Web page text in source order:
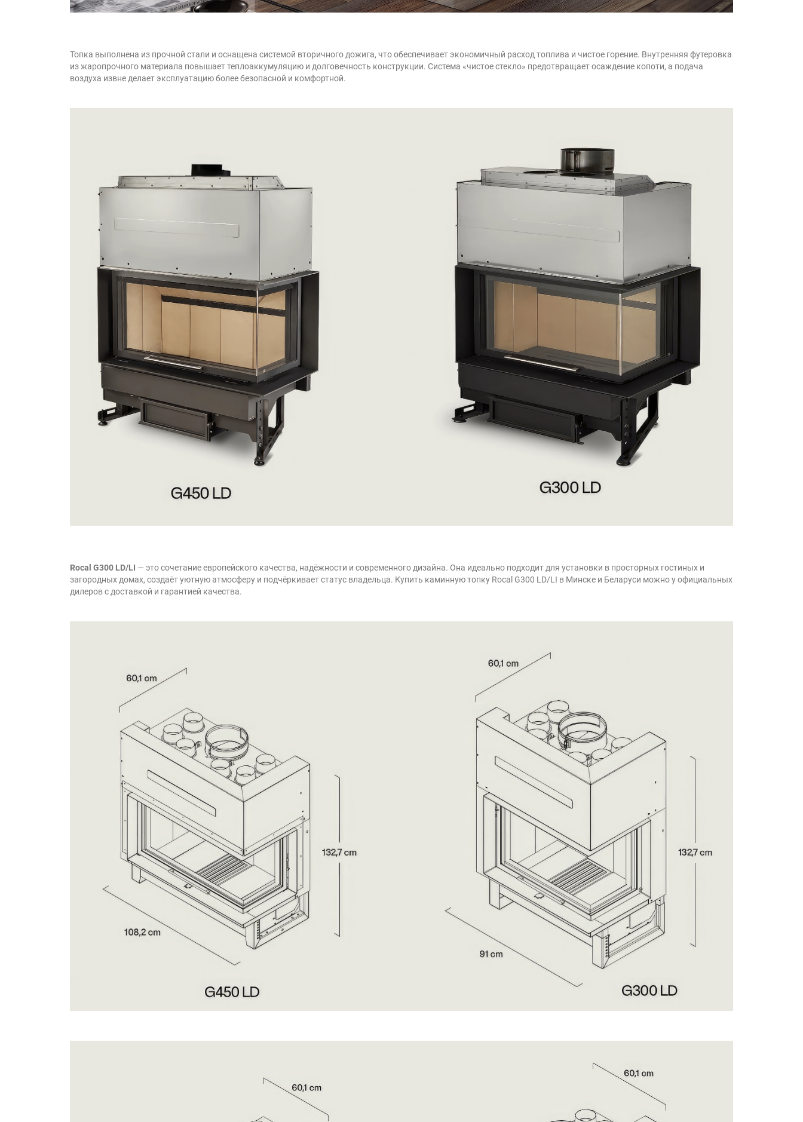
Топка выполнена из прочной стали и оснащена системой вторичного дожига, что обеспечивает экономичный расход топлива и чистое горение. Внутренняя футеровка
из жаропрочного материала повышает теплоаккумуляцию и долговечность конструкции. Система «чистое стекло» предотвращает осаждение копоти, а подача
воздуха извне делает эксплуатацию более безопасной и комфортной.
Rocal G300 LD/LI — это сочетание европейского качества, надёжности и современного дизайна. Она идеально подходит для установки в просторных гостиных и
загородных домах, создаёт уютную атмосферу и подчёркивает статус владельца. Купить каминную топку Rocal G300 LD/LI в Минске и Беларуси можно у официальных
дилеров с доставкой и гарантией качества.